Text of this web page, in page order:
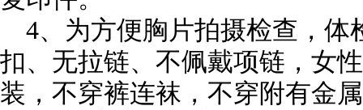
4、为方便胸片拍摄检查，体
扣、无拉链、不佩戴项链，女
装，不穿裤连袜，不穿附有金